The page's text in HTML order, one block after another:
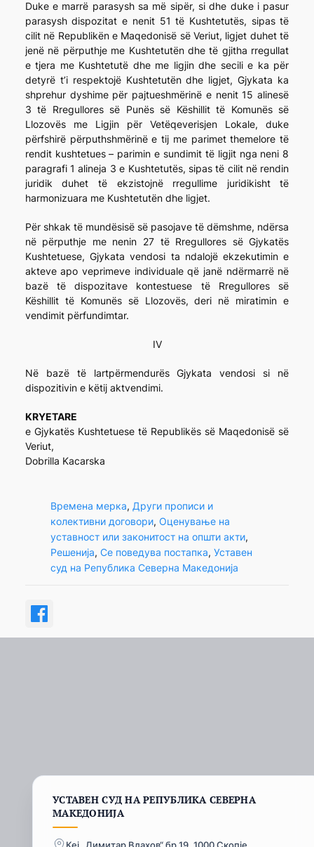
Duke e marrë parasysh sa më sipër, si dhe duke i pasur
parasysh dispozitat e nenit 51 të Kushtetutës, sipas të
cilit në Republikën e Maqedonisë së Veriut, ligjet duhet të
jenë në përputhje me Kushtetutën dhe të gjitha rregullat
e tjera me Kushtetutë dhe me ligjin dhe secili e ka për
detyrë t’i respektojë Kushtetutën dhe ligjet, Gjykata ka
shprehur dyshime për pajtueshmërinë e nenit 15 alinesë
3 të Rregullores së Punës së Këshillit të Komunës së
Llozovës me Ligjin për Vetëqeverisjen Lokale, duke
përfshirë përputhshmërinë e tij me parimet themelore të
rendit kushtetues – parimin e sundimit të ligjit nga neni 8
paragrafi 1 alineja 3 e Kushtetutës, sipas të cilit në rendin
juridik duhet të ekzistojnë rregullime juridikisht të
harmonizuara me Kushtetutën dhe ligjet.
Për shkak të mundësisë së pasojave të dëmshme, ndërsa
në përputhje me nenin 27 të Rregullores së Gjykatës
Kushtetuese, Gjykata vendosi ta ndalojë ekzekutimin e
akteve apo veprimeve individuale që janë ndërmarrë në
bazë të dispozitave kontestuese të Rregullores së
Këshillit të Komunës së Llozovës, deri në miratimin e
vendimit përfundimtar.
IV
Në bazë të lartpërmendurës Gjykata vendosi si në
dispozitivin e këtij aktvendimi.
KRYETARE
e Gjykatës Kushtetuese të Republikës së Maqedonisë së
Veriut,
Dobrilla Kacarska
Времена мерка, Други прописи и
колективни договори, Оценување на
уставност или законитост на општи акти
Решенија, Се поведува постапка, Уставен
суд на Република Северна Македонија
УСТАВЕН СУД НА РЕПУБЛИКА СЕВЕРНА
МАКЕДОНИЈА